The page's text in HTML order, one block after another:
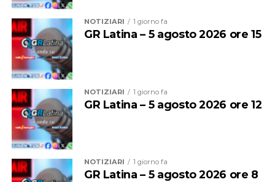
Cortina 2026 per questo regalo alla città”.
vicenda che riguarda l’attaccante
NOTIZIARI 1 giorno fa
GR Latina – 5 agosto 2026 ore 15
NOTIZIARI 1 giorno fa
GR Latina – 5 agosto 2026 ore 12
NOTIZIARI 1 giorno fa
GR Latina – 5 agosto 2026 ore 8